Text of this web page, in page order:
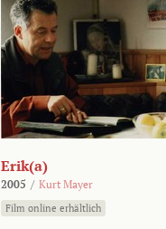
Erik(a)
2005 / Kurt Mayer
Film online erhältlich